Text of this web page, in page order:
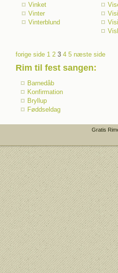
Vinket
Vinter
Vinterblund
forige side 1 23 4 5 næste side
Rim til fest sangen:
Barnedåb
Konfirmation
Bryllup
Føddseldag
Gratis